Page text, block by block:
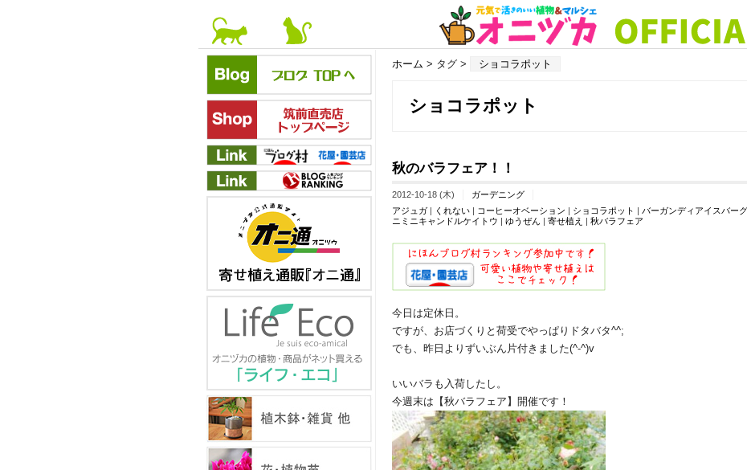
ホーム > タグ > ショコラポット
ショコラポット
秋のバラフェア！！
2012-10-18 (木)
ガーデニング
アジュガ | くれない | コーヒーオベーション | ショコラポット | バーガンディアイスバーグ
ニミニキャンドルケイトウ | ゆうぜん | 寄せ植え | 秋バラフェア
今日は定休日。
ですが、お店づくりと荷受でやっぱりドタバタ^^;
でも、昨日よりずいぶん片付きました(^-^)v
いいバラも入荷したし。
今週末は【秋バラフェア】開催です！